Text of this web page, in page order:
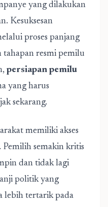
yang dilakukan
Kesuksesan
proses panjang
tahapan resmi pemilu
persiapan pemilu
yang harus
sekarang.
memiliki akses
Pemilih semakin kritis
dan tidak lagi
politik yang
lebih tertarik pada